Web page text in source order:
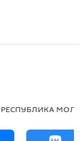
РЕСПУБЛИКА